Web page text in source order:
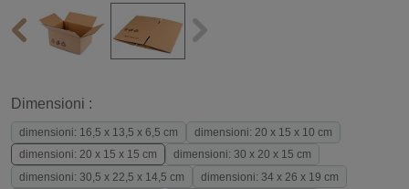
Dimensioni :
dimensioni: 16,5 x 13,5 x 6,5 cm
dimensioni: 20 x 15 x 10 cm
dimensioni: 20 x 15 x 15 cm
dimensioni: 30 x 20 x 15 cm
dimensioni: 30,5 x 22,5 x 14,5 cm
dimensioni: 34 x 26 x 19 cm